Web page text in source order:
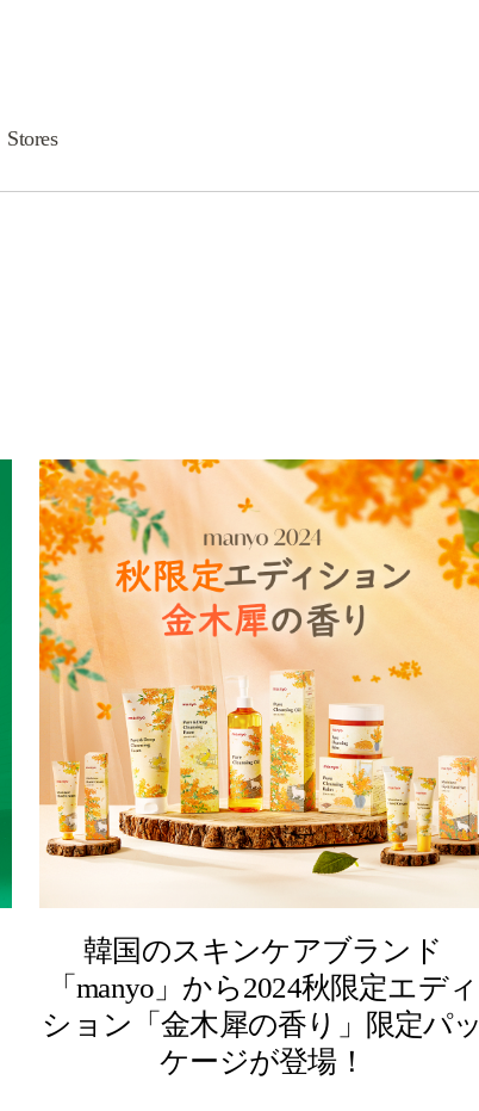
Stores
韓国のスキンケアブランド
「manyo」から2024秋限定エディ
ション「金木犀の香り」限定パッ
ケージが登場！